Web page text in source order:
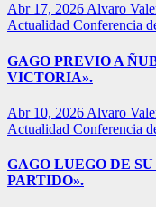
Abr 17, 2026 Alvaro
Actualidad Conferencia
GAGO PREVIO A
VICTORIA».
Abr 10, 2026 Alvaro
Actualidad Conferencia
GAGO LUEGO DE
PARTIDO».